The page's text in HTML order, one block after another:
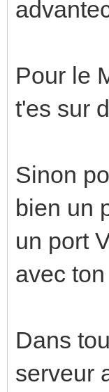
Pour le
t'es sur
Sinon
bien un
un port
avec
Dans
serveur